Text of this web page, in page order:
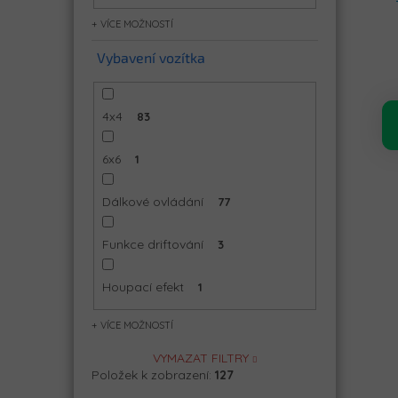
MOŽNOSTÍ
Vybavení vozítka
4x4 83
6x6 1
Dálkové ovládání 77
Funkce driftování 3
Houpací efekt 1
MOŽNOSTÍ
VYMAZAT FILTRY
Položek k zobrazení: 127